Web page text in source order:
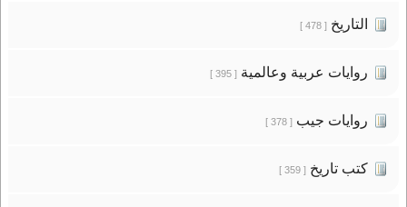
التاريخ[ 478 ]
روايات عربية وعالمية[ 395 ]
روايات جيب[ 378 ]
كتب تاريخ[ 359 ]